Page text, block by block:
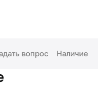
вопрос Наличие